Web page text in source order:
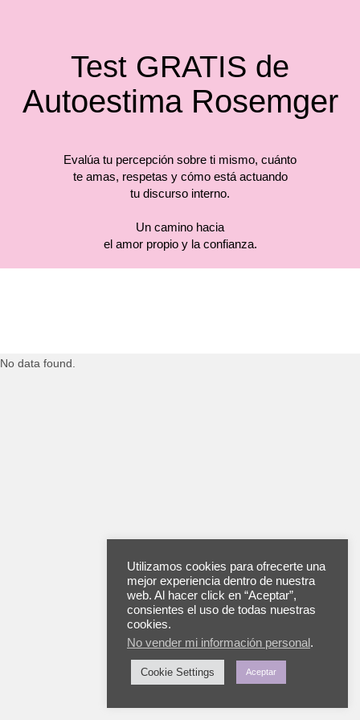
Test GRATIS de
Autoestima Rosemger
Evalúa tu percepción sobre ti mismo, cuánto
te amas, respetas y cómo está actuando
tu discurso interno.
Un camino hacia
el amor propio y la confianza.
No data found.
Utilizamos cookies para ofrecerte una
mejor experiencia dentro de nuestra
web. Al hacer click en “Aceptar”,
consientes el uso de todas nuestras
cookies.
No vender mi información personal .
Cookie Settings Aceptar